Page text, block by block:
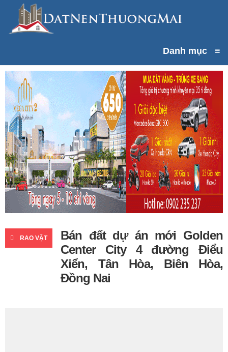
Danh mục ≡
RAO VẶT
Bán đất dự án mới Golden
Center City 4 đường Điểu
Xiển, Tân Hòa, Biên Hòa,
Đồng Nai